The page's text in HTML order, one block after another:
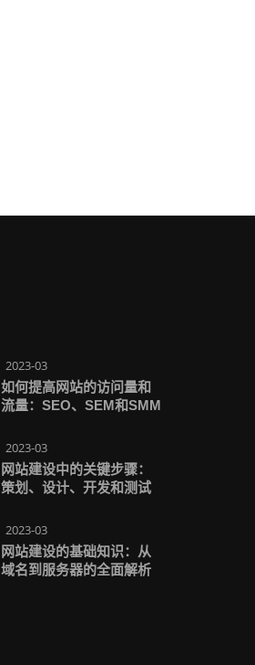
2023-03
如何提高网站的访问量和
流量：SEO、SEM和SMM
2023-03
网站建设中的关键步骤：
策划、设计、开发和测试
2023-03
网站建设的基础知识：从
域名到服务器的全面解析